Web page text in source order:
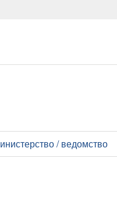
/ ведомство